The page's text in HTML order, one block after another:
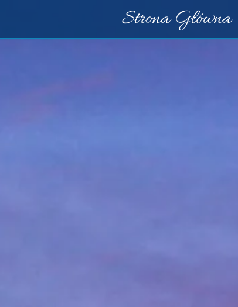
Strona Główna